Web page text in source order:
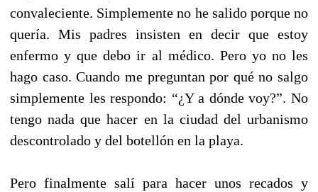
convaleciente. Simplemente no he salido porque no
quería. Mis padres insisten en decir que estoy
enfermo y que debo ir al médico. Pero yo no les
hago caso. Cuando me preguntan por qué no salgo
simplemente les respondo: “¿Y a dónde voy?”. No
tengo nada que hacer en la ciudad del urbanismo
descontrolado y del botellón en la playa.
Pero finalmente salí para hacer unos recados y